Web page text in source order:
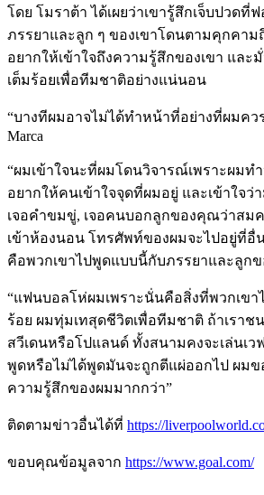
โดย โมราต้า ได้เผยว่าเขารู้สึกเจ็บปวดที่
ภรรยาและลูก ๆ ของเขาโดนตามคุกคาม
อยากให้เข้าใจถึงความรู้สึกของเขา และ
เต็มร้อยเพื่อทีมชาติอย่างแน่นอน
“บางทีผมอาจไม่ได้ทำหน้าที่อย่างที่ผมคว
Marca
“ผมเข้าใจนะที่ผมโดนวิจารณ์เพราะผมท
อยากให้คนเข้าใจจุดที่ผมอยู่ และเข้าใจว่
เจอคำขมขู่, เจอคนบอกลูกของคุณว่าสม
เข้าห้องนอน โทรศัพท์ของผมจะไปอยู่ที่อื่
คือพวกเขาไปพูดแบบนี้กับภรรยาและลูกข
“แฟนบอลโห่ผมเพราะนั่นคือสิ่งที่พวกเขา
ร้อย ผมทุ่มเทสุดชีวิตเพื่อทีมชาติ ถ้าเราชน
สวีเดนหรือโปแลนด์ ทั้งสนามคงจะเล่นเ
พูดหรือไม่ได้พูดมันจะถูกตีแผ่ออกไป ผมข
ความรู้สึกของผมมากกว่า”
ติดตามข่าวอื่นได้ที่ https://
ขอบคุณข้อมูลจาก https://www.goal.com/